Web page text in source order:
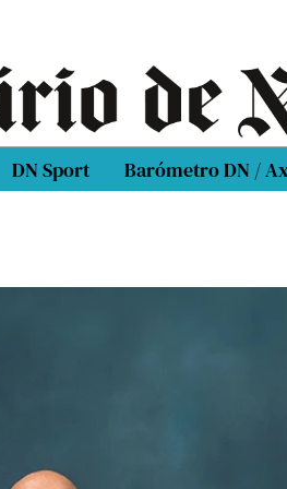
DN Sport Barómetro DN /